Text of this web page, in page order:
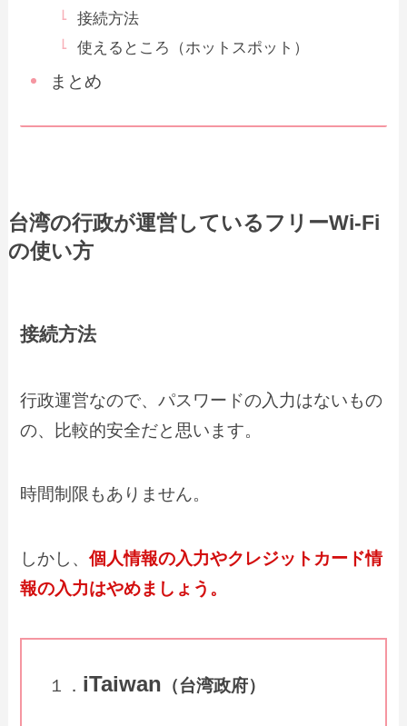
接続方法
使えるところ（ホットスポット）
まとめ
台湾の行政が運営しているフリーWi-Fi
の使い方
接続方法
行政運営なので、パスワードの入力はないもの
の、比較的安全だと思います。
時間制限もありません。
しかし、個人情報の入力やクレジットカード情
報の入力はやめましょう。
１． iTaiwan （台湾政府）